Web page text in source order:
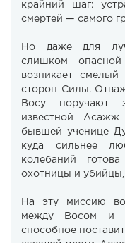
крайний шаг:
смертей — самого
Но даже для
слишком
возникает
сторон Силы.
Восу поручают
известной Асажж
бывшей ученице
куда сильнее
колебаний
охотницы и
На эту миссию
между Восом и
способное